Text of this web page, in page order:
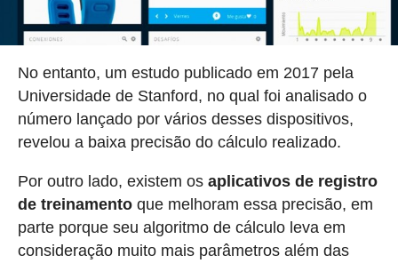
No entanto, um estudo publicado em 2017 pela
Universidade de Stanford, no qual foi analisado o
número lançado por vários desses dispositivos,
revelou a baixa precisão do cálculo realizado.
Por outro lado, existem os aplicativos de registro
de treinamentoque melhoram essa precisão, em
parte porque seu algoritmo de cálculo leva em
consideração muito mais parâmetros além das